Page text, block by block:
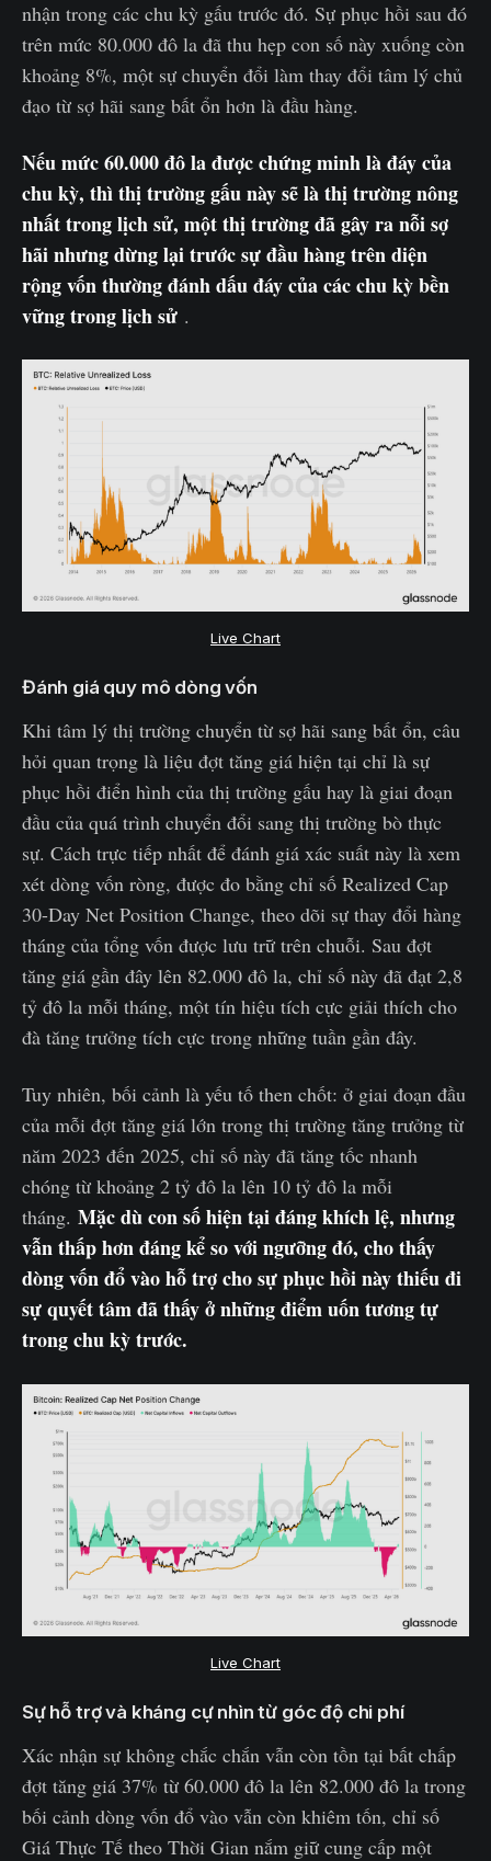
nhận trong các chu kỳ gấu trước đó. Sự phục hồi sau đó
trên mức 80.000 đô la đã thu hẹp con số này xuống còn
khoảng 8%, một sự chuyển đổi làm thay đổi tâm lý chủ
đạo từ sợ hãi sang bất ổn hơn là đầu hàng.
Nếu mức 60.000 đô la được chứng minh là đáy của
chu kỳ, thì thị trường gấu này sẽ là thị trường nông
nhất trong lịch sử, một thị trường đã gây ra nỗi sợ
hãi nhưng dừng lại trước sự đầu hàng trên diện
rộng vốn thường đánh dấu đáy của các chu kỳ bền
vững trong lịch sử .
Live Chart
Đánh giá quy mô dòng vốn
Khi tâm lý thị trường chuyển từ sợ hãi sang bất ổn, câu
hỏi quan trọng là liệu đợt tăng giá hiện tại chỉ là sự
phục hồi điển hình của thị trường gấu hay là giai đoạn
đầu của quá trình chuyển đổi sang thị trường bò thực
sự. Cách trực tiếp nhất để đánh giá xác suất này là xem
xét dòng vốn ròng, được đo bằng chỉ số Realized Cap
30-Day Net Position Change, theo dõi sự thay đổi hàng
tháng của tổng vốn được lưu trữ trên chuỗi. Sau đợt
tăng giá gần đây lên 82.000 đô la, chỉ số này đã đạt 2,8
tỷ đô la mỗi tháng, một tín hiệu tích cực giải thích cho
đà tăng trưởng tích cực trong những tuần gần đây.
Tuy nhiên, bối cảnh là yếu tố then chốt: ở giai đoạn đầu
của mỗi đợt tăng giá lớn trong thị trường tăng trưởng từ
năm 2023 đến 2025, chỉ số này đã tăng tốc nhanh
chóng từ khoảng 2 tỷ đô la lên 10 tỷ đô la mỗi
tháng. Mặc dù con số hiện tại đáng khích lệ, nhưng
vẫn thấp hơn đáng kể so với ngưỡng đó, cho thấy
dòng vốn đổ vào hỗ trợ cho sự phục hồi này thiếu đi
sự quyết tâm đã thấy ở những điểm uốn tương tự
trong chu kỳ trước.
Live Chart
Sự hỗ trợ và kháng cự nhìn từ góc độ chi phí
Xác nhận sự không chắc chắn vẫn còn tồn tại bất chấp
đợt tăng giá 37% từ 60.000 đô la lên 82.000 đô la trong
bối cảnh dòng vốn đổ vào vẫn còn khiêm tốn, chỉ số
Giá Thực Tế theo Thời Gian nắm giữ cung cấp một